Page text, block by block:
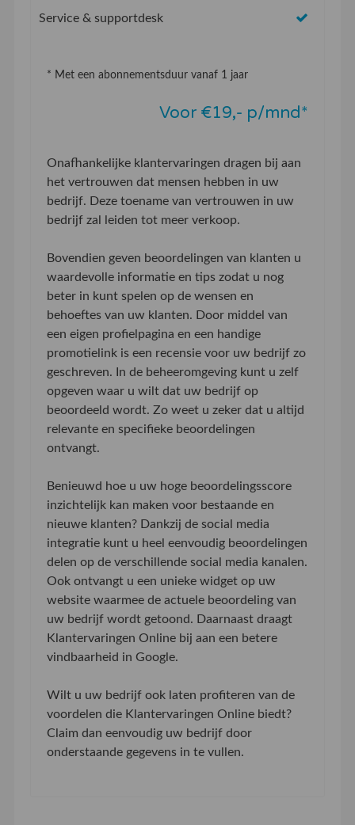
Service & supportdesk
* Met een abonnementsduur vanaf 1 jaar
Voor €19,- p/mnd*
Onafhankelijke klantervaringen dragen bij aan
het vertrouwen dat mensen hebben in uw
bedrijf. Deze toename van vertrouwen in uw
bedrijf zal leiden tot meer verkoop.
Bovendien geven beoordelingen van klanten u
waardevolle informatie en tips zodat u nog
beter in kunt spelen op de wensen en
behoeftes van uw klanten. Door middel van
een eigen profielpagina en een handige
promotielink is een recensie voor uw bedrijf zo
geschreven. In de beheeromgeving kunt u zelf
opgeven waar u wilt dat uw bedrijf op
beoordeeld wordt. Zo weet u zeker dat u altijd
relevante en specifieke beoordelingen
ontvangt.
Benieuwd hoe u uw hoge beoordelingsscore
inzichtelijk kan maken voor bestaande en
nieuwe klanten? Dankzij de social media
integratie kunt u heel eenvoudig beoordelingen
delen op de verschillende social media kanalen.
Ook ontvangt u een unieke widget op uw
website waarmee de actuele beoordeling van
uw bedrijf wordt getoond. Daarnaast draagt
Klantervaringen Online bij aan een betere
vindbaarheid in Google.
Wilt u uw bedrijf ook laten profiteren van de
voordelen die Klantervaringen Online biedt?
Claim dan eenvoudig uw bedrijf door
onderstaande gegevens in te vullen.